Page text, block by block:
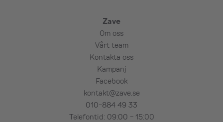
Zave
Om oss
Vårt team
Kontakta oss
Kampanj
Facebook
kontakt@zave.se
010-884 49 33
Telefontid: 09:00 - 15:00